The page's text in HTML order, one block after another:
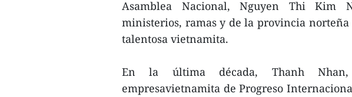
Asamblea Nacional, Nguyen Thi Kim
ministerios, ramas y de la provincia
talentosa vietnamita.
En la última década, Thanh
empresavietnamita de Progreso